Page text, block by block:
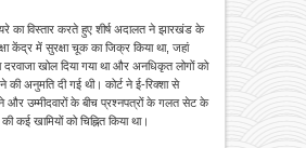
का विस्तार करते हुए शीर्ष अदालत ने झारखंड के
केंद्र में सुरक्षा चूक का जिक्र किया था, जहां
दरवाजा खोल दिया गया था और अनधिकृत लोगों को
की अनुमति दी गई थी। कोर्ट ने ई-रिक्शा से
और उम्मीदवारों के बीच प्रश्नपत्रों के गलत सेट के
कई खामियों को चिह्नित किया था।